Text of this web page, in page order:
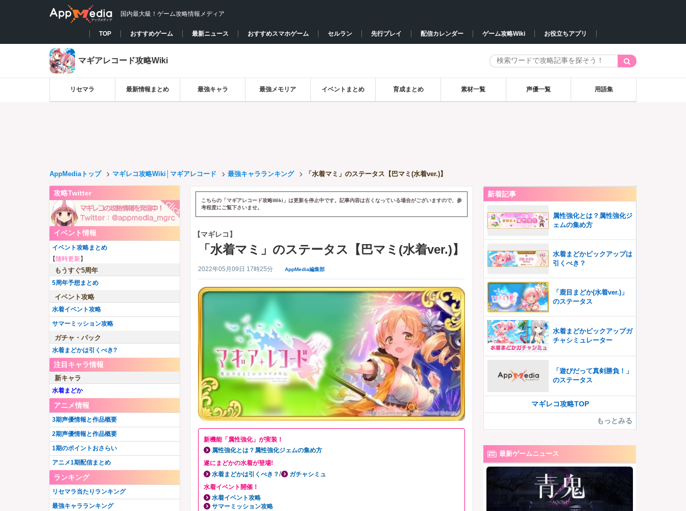
国内最大級！ゲーム攻略情報メディア
TOP おすすめゲーム 最新ニュース おすすめスマホゲーム セルラン 先行プレイ 配信カレンダー ゲーム攻略Wiki お役立ちアプリ
マギアレコード攻略Wiki
リセマラ 最新情報まとめ 最強キャラ 最強メモリア イベントまとめ 育成まとめ 素材一覧 声優一覧 用語集
AppMediaトップ マギレコ攻略Wiki│マギアレコード 最強キャラランキング 「水着マミ」のステータス【巴マミ(水着ver.)】
こちらの「マギアレコード攻略Wiki」は更新を停止中です。記事内容は古くなっている場合がございますので、参
考程度にご覧下さいませ。
【マギレコ】
「水着マミ」のステータス【巴マミ(水着ver.)】
2022年05月09日 17時25分 AppMedia編集部
新機能「属性強化」が実装！
属性強化とは？属性強化ジェムの集め方
遂にまどかの水着が登場!
水着まどかは引くべき？/
ガチャシミュ
水着イベント開催！
水着イベント攻略
サマーミッション攻略
攻略Twitter
イベント情報
イベント攻略まとめ
【随時更新】
もうすぐ5周年
5周年予想まとめ
イベント攻略
水着イベント攻略
サマーミッション攻略
ガチャ・パック
水着まどかは引くべき?
注目キャラ情報
新キャラ
水着まどか
アニメ情報
3期声優情報と作品概要
2期声優情報と作品概要
1期のポイントおさらい
アニメ1期配信まとめ
ランキング
リセマラ当たりランキング
最強キャラランキング
新着記事
属性強化とは？属性強化ジ
ェムの集め方
水着まどかピックアップは
引くべき？
「鹿目まどか(水着ver.)」
のステータス
水着まどかピックアップガ
チャシミュレーター
「遊びだって真剣勝負！」
のステータス
マギレコ攻略TOP
もっとみる
最新ゲームニュース